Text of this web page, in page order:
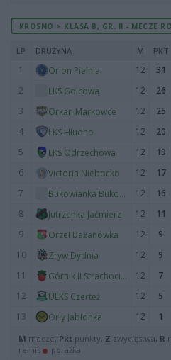
KROSNO > KLASA B, GR. II - MECZE
LP DRUŻYNA M PKT
1 Orion Pielnia 12 31
2
LKS Golcowa 12 26
3
Orkan Markowce 12 25
4
LKS Hłudno 12 20
5
LKS Odrzechowa 12 19
6
Victoria Niebocko 12 17
7
Bukowianka Bukowsko 12 16
8
Jutrzenka Jaćmierz 12 11
9
Orzeł Bażanówka 12 9
10
Zryw Dydnia 12 9
11
Górnik II Strachocina 12 7
12
ULKS Czerteż 12 5
13
Orły Jabłonka 12 1
M mecze, Pkt punkty, Z zwycięstwa, R
remis
porażka